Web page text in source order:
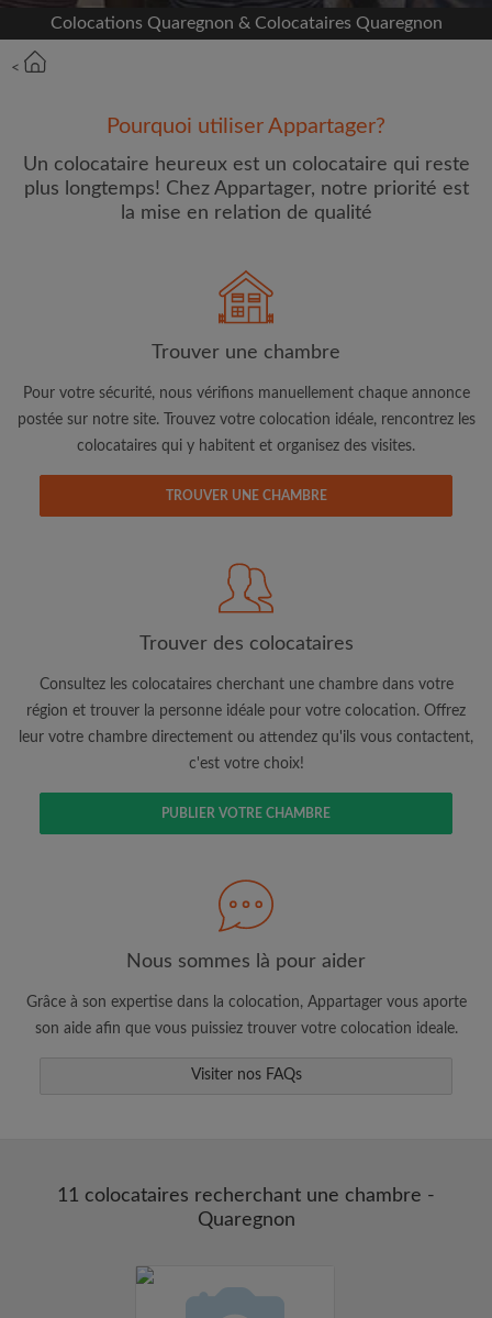
Loyer max par mois (€)
Adresse email
J'ai lu, compris et accepte les Conditions d'utilisation
CRÉER PROFIL
jour du compte par e-mail
Consultez les chambres et les profils des
Sauvegardez vos recherches
annonce correspondant à vos critères
Faites vos demandes de visites
Faites part aux propriétaires et aux
Colocations Quaregnon & Colocataires Quaregnon
<
Pourquoi utiliser Appartager?
Un colocataire heureux est un colocataire qui reste
plus longtemps! Chez Appartager, notre priorité est
la mise en relation de qualité
Trouver une chambre
Pour votre sécurité, nous vérifions manuellement chaque annonce
postée sur notre site. Trouvez votre colocation idéale, rencontrez les
colocataires qui y habitent et organisez des visites.
TROUVER UNE CHAMBRE
Trouver des colocataires
Consultez les colocataires cherchant une chambre dans votre
région et trouver la personne idéale pour votre colocation. Offrez
leur votre chambre directement ou attendez qu'ils vous contactent,
c'est votre choix!
PUBLIER VOTRE CHAMBRE
Nous sommes là pour aider
Grâce à son expertise dans la colocation, Appartager vous aporte
son aide afin que vous puissiez trouver votre colocation ideale.
Visiter nos FAQs
11 colocataires recherchant une chambre -
Quaregnon